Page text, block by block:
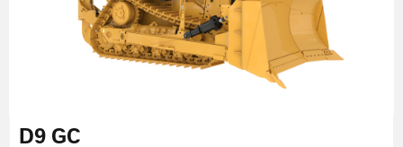
D9 GC